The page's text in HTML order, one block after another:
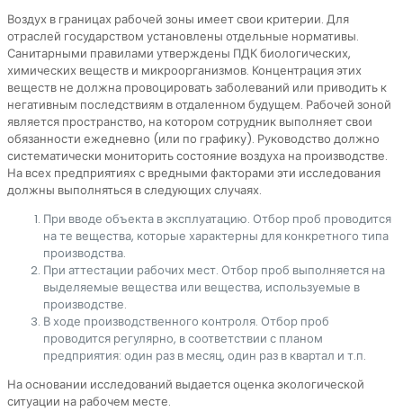
Воздух в границах рабочей зоны имеет свои критерии. Для
отраслей государством установлены отдельные нормативы.
Санитарными правилами утверждены ПДК биологических,
химических веществ и микроорганизмов. Концентрация этих
веществ не должна провоцировать заболеваний или приводить к
негативным последствиям в отдаленном будущем. Рабочей зоной
является пространство, на котором сотрудник выполняет свои
обязанности ежедневно (или по графику). Руководство должно
систематически мониторить состояние воздуха на производстве.
На всех предприятиях с вредными факторами эти исследования
должны выполняться в следующих случаях.
При вводе объекта в эксплуатацию. Отбор проб проводится
на те вещества, которые характерны для конкретного типа
производства.
При аттестации рабочих мест. Отбор проб выполняется на
выделяемые вещества или вещества, используемые в
производстве.
В ходе производственного контроля. Отбор проб
проводится регулярно, в соответствии с планом
предприятия: один раз в месяц, один раз в квартал и т.п.
На основании исследований выдается оценка экологической
ситуации на рабочем месте.